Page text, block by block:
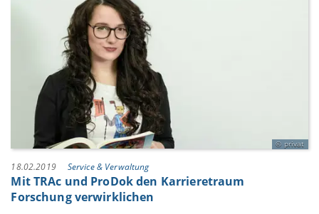
privat
18.02.2019 Service & Verwaltung
Mit TRAc und ProDok den Karrieretraum
Forschung verwirklichen